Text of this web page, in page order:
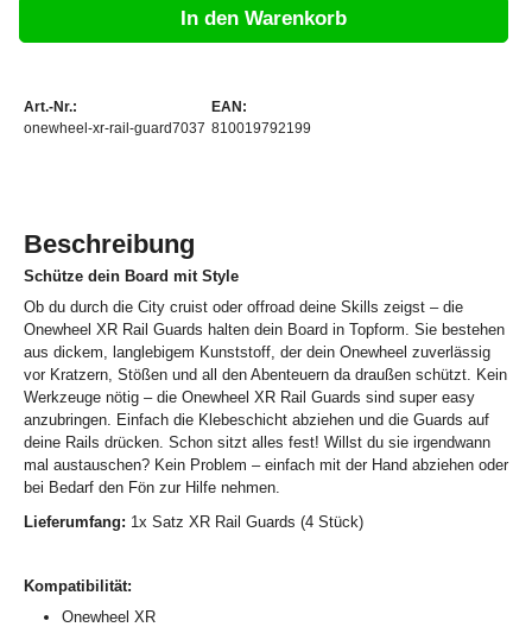
In den Warenkorb
Art.-Nr.:
onewheel-xr-rail-guard7037
EAN:
810019792199
Beschreibung
Schütze dein Board mit Style
Ob du durch die City cruist oder offroad deine Skills zeigst – die
Onewheel XR Rail Guards halten dein Board in Topform. Sie bestehen
aus dickem, langlebigem Kunststoff, der dein Onewheel zuverlässig
vor Kratzern, Stößen und all den Abenteuern da draußen schützt. Kein
Werkzeuge nötig – die Onewheel XR Rail Guards sind super easy
anzubringen. Einfach die Klebeschicht abziehen und die Guards auf
deine Rails drücken. Schon sitzt alles fest! Willst du sie irgendwann
mal austauschen? Kein Problem – einfach mit der Hand abziehen oder
bei Bedarf den Fön zur Hilfe nehmen.
Lieferumfang: 1x Satz XR Rail Guards (4 Stück)
Kompatibilität:
Onewheel XR